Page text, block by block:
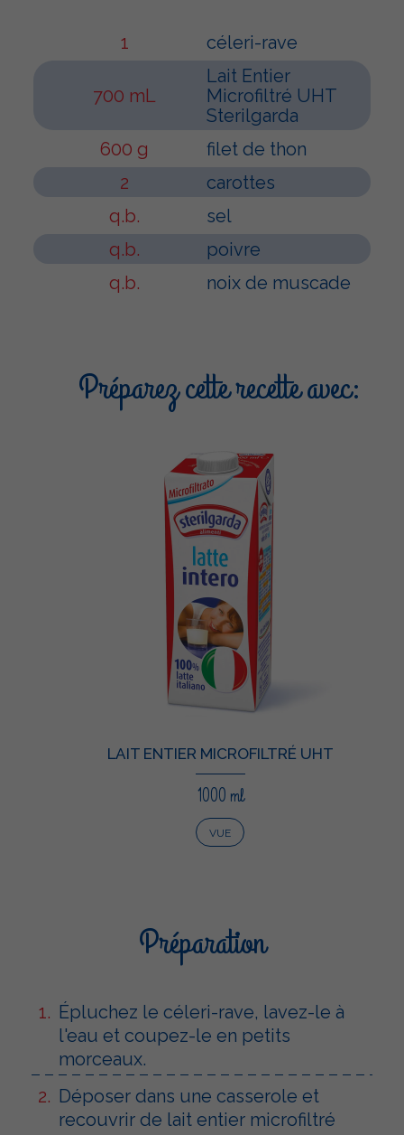
1 céleri-rave
700 mL
Lait Entier
Microfiltré UHT
Sterilgarda
600 g
filet de thon
2
carottes
q.b.
sel
q.b.
poivre
q.b.
noix de muscade
Préparez cette recette avec:
LAIT ENTIER MICROFILTRÉ UHT
1000 ml
VUE
Préparation
Épluchez le céleri-rave, lavez-le à
l'eau et coupez-le en petits
morceaux.
Déposer dans une casserole et
recouvrir de lait entier microfiltré